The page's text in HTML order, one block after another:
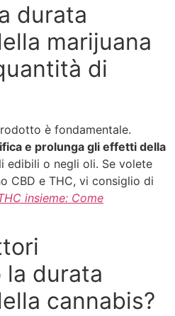
durata
marijuana
di
è fondamentale.
e prolunga gli effetti della
edibili o negli oli. Se volete
CBD e THC, vi consiglio di
insieme: Come
durata
cannabis?